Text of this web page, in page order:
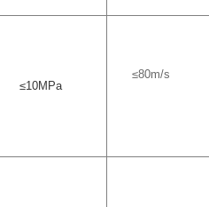
≤10MPa
≤80m/s